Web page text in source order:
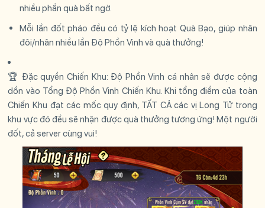
nhiều phần quà bất ngờ.
Mỗi lần đốt pháo đều có tỷ lệ kích hoạt Quà Bạo, giúp nhân
đôi/nhân nhiều lần Độ Phồn Vinh và quà thưởng!
🏆 Đặc quyền Chiến Khu: Độ Phồn Vinh cá nhân sẽ được cộng
dồn vào Tổng Độ Phồn Vinh Chiến Khu. Khi tổng điểm của toàn
Chiến Khu đạt các mốc quy định, TẤT CẢ các vị Long Tử trong
khu vực đó đều sẽ nhận được quà thưởng tương ứng! Một người
đốt, cả server cùng vui!